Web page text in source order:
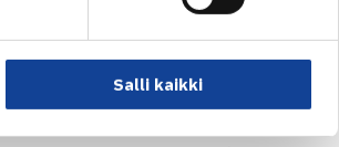
Salli kaikki
asettuvat sijoittamattomat yllättäjät